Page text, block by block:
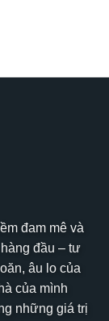
đam mê và
đầu – tư
âu lo của
của mình
những giá trị